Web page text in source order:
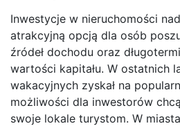
Inwestycje w nieruchomości
atrakcyjną opcją dla osób
źródeł dochodu oraz
wartości kapitału. W ostatnich
wakacyjnych zyskał na
możliwości dla inwestorów
swoje lokale turystom. W